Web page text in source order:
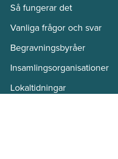
Så fungerar det
Vanliga frågor och svar
Begravningsbyråer
Insamlingsorganisationer
Lokaltidningar